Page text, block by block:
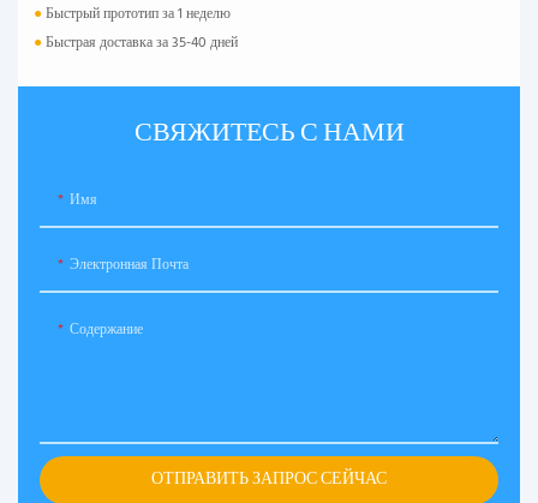
●Быстрый прототип за 1 неделю
●Быстрая доставка за 35-40 дней
СВЯЖИТЕСЬ С НАМИ
Имя
Электронная Почта
Содержание
ОТПРАВИТЬ ЗАПРОС СЕЙЧАС